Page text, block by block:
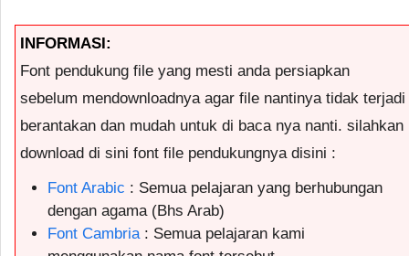
INFORMASI:
Font pendukung file yang mesti anda persiapkan
sebelum mendownloadnya agar file nantinya tidak terjadi
berantakan dan mudah untuk di baca nya nanti. silahkan
download di sini font file pendukungnya disini :
Font Arabic : Semua pelajaran yang berhubungan
dengan agama (Bhs Arab)
Font Cambria: Semua pelajaran kami